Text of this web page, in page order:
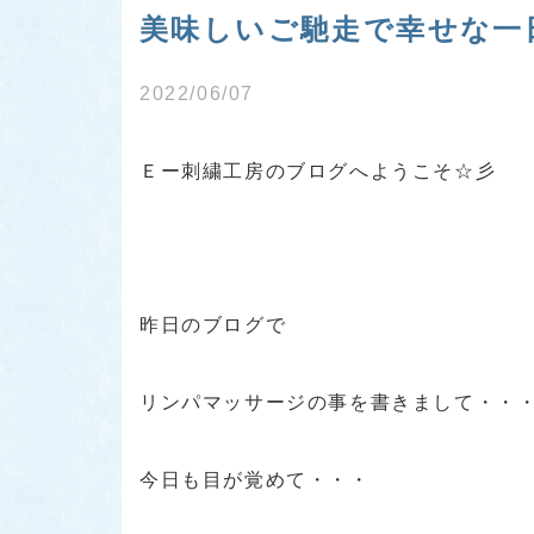
美味しいご馳走で幸せな一
2022/06/07
Ｅー刺繍工房のブログへようこそ☆彡
昨日のブログで
リンパマッサージの事を書きまして・・
今日も目が覚めて・・・